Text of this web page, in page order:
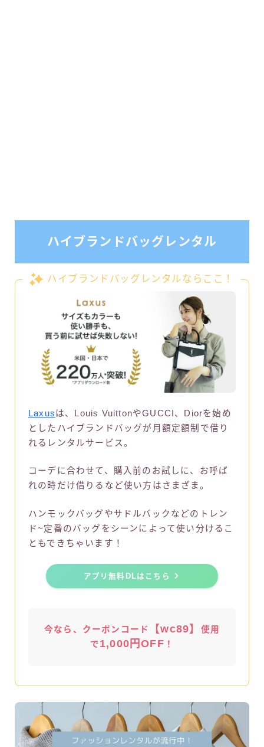
ハイブランドバッグレンタル
ハイブランドバッグレンタルならここ！
Laxusは、Louis VuittonやGUCCI、Diorを始め
としたハイブランドバッグが月額定額制で借り
れるレンタルサービス。
コーデに合わせて、購入前のお試しに、お呼ば
れの時だけ借りるなど使い方はさまざま。
ハンモックバッグやサドルバックなどのトレン
ド~定番のバッグをシーンによって使い分けるこ
ともできちゃいます！
アプリ無料DLはこちら
今なら、クーポンコード 【wc89】
使用
で1,000円OFF ！